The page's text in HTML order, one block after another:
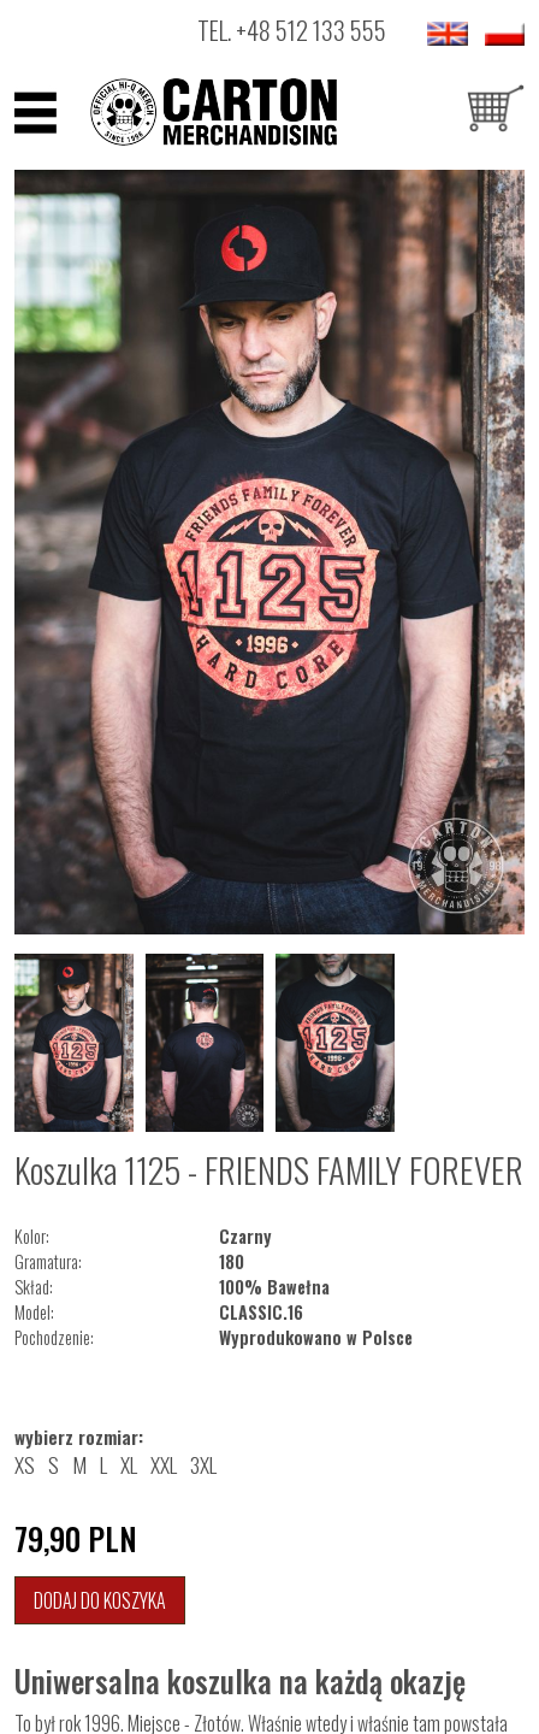
TEL.+48 512 133 555
ARTYŚCI
PRODUKTY
OUTLET
Koszulka 1125 - FRIENDS FAMILY FOREVER
Kolor:
Czarny
Gramatura:
180
Skład:
100% Bawełna
Model:
CLASSIC.16
Pochodzenie:
Wyprodukowano w Polsce
wybierz rozmiar:
XS S M L XL XXL 3XL
79,90 PLN
DODAJ DO KOSZYKA
Uniwersalna koszulka na każdą okazję
To był rok 1996. Miejsce - Złotów. Właśnie wtedy i właśnie tam powstała